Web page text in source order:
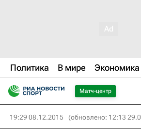
Политика В мире Экономика
Матч-центр
19:29 08.12.2015 (обновлено: 12:13